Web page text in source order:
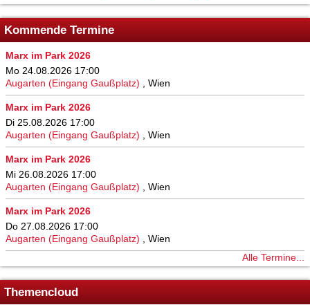
Kommende Termine
Marx im Park 2026
Mo 24.08.2026 17:00
Augarten (Eingang Gaußplatz)
Wien
Marx im Park 2026
Di 25.08.2026 17:00
Augarten (Eingang Gaußplatz)
Wien
Marx im Park 2026
Mi 26.08.2026 17:00
Augarten (Eingang Gaußplatz)
Wien
Marx im Park 2026
Do 27.08.2026 17:00
Augarten (Eingang Gaußplatz)
Wien
Alle Termine...
Themencloud